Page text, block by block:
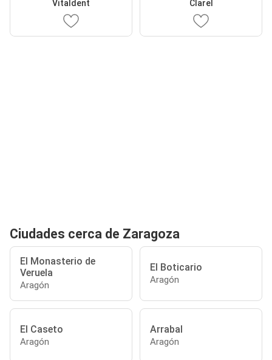
Vitaldent Clarel
Ciudades cerca de Zaragoza
El Monasterio de
Veruela
Aragón
El Boticario
Aragón
El Caseto
Aragón
Arrabal
Aragón